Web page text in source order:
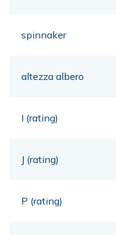
spinnaker
altezza albero
I (rating)
J (rating)
P (rating)